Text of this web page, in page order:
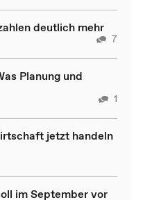
deutlich mehr
7
Planung und
1
jetzt handeln
im September vor